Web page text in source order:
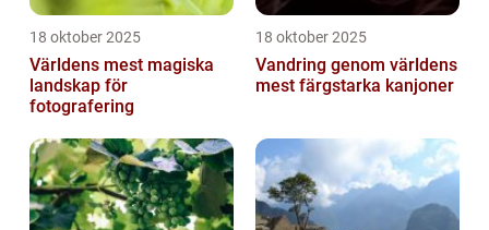
18 oktober 2025
Världens mest magiska
landskap för
fotografering
18 oktober 2025
Vandring genom världens
mest färgstarka kanjoner